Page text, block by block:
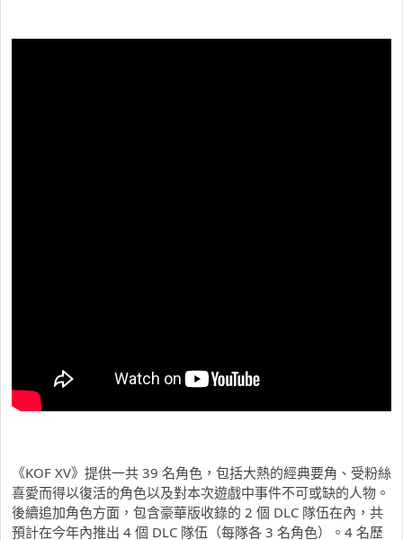
《KOF XV》提供一共 39 名角色，包括大熱的經典要角、受粉絲
喜愛而得以復活的角色以及對本次遊戲中事件不可或缺的人物。
後續追加角色方面，包含豪華版收錄的 2 個 DLC 隊伍在內，共
預計在今年內推出 4 個 DLC 隊伍（每隊各 3 名角色）。4 名歷